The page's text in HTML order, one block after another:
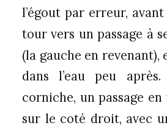
l’égout par erreur,
tour vers un passage à
(la gauche en
dans l’eau peu
corniche, un passage
sur le coté droit, avec